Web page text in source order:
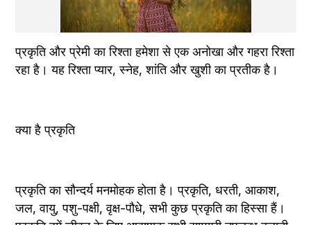
प्रकृति और प्रेमी का रिश्ता हमेशा से एक अनोखा और गहरा रिश्ता
रहा है। यह रिश्ता प्यार, स्नेह, शांति और खुशी का प्रतीक है।
क्या है प्रकृति
प्रकृति का सौन्दर्य मनमोहक होता है। प्रकृति, धरती, आकाश,
जल, वायु, पशु-पक्षी, वृक्ष-पौधे, सभी कुछ प्रकृति का हिस्सा हैं।